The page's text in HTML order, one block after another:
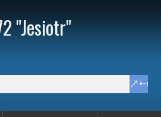
"Jesiotr"